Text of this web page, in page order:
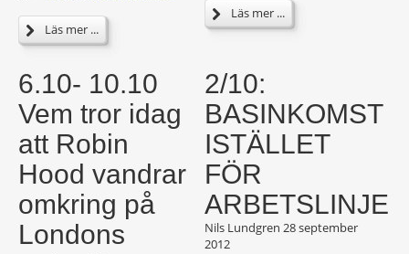
Läs mer ...
Läs mer ...
6.10- 10.10
Vem tror idag
att Robin
Hood vandrar
omkring på
Londons
2/10:
BASINKOMST
ISTÄLLET
FÖR
Nils Lundgren 28 september
2012